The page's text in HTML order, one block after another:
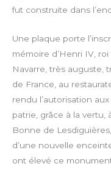
fut construite dans
Une plaque porte
mémoire d’Henri IV,
Navarre, très auguste,
de France, au
rendu l’autorisation
patrie, grâce à la vertu,
Bonne de
d’une nouvelle
ont élevé ce